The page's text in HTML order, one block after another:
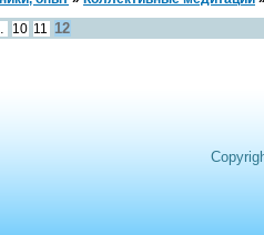
10 11 12